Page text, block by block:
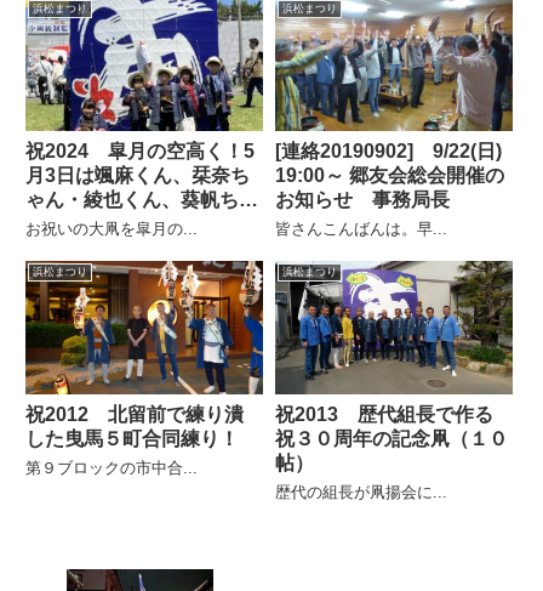
浜松まつり
祝2024 皐月の空高く！5
月3日は颯⿇くん、栞奈ち
ゃん・綾也くん、葵帆ちゃ
ん・朱莉ちゃん、茉⽩ちゃ
お祝いの大凧を皐月の...
浜松まつり
[連絡20190902] 9/22(日)
19:00～ 郷友会総会開催の
お知らせ 事務局長
皆さんこんばんは。早...
浜松まつり
祝2012 北留前で練り潰
した曳馬５町合同練り！
第９ブロックの市中合...
浜松まつり
祝2013 歴代組長で作る
祝３０周年の記念凧（１０
帖）
歴代の組長が凧揚会に...